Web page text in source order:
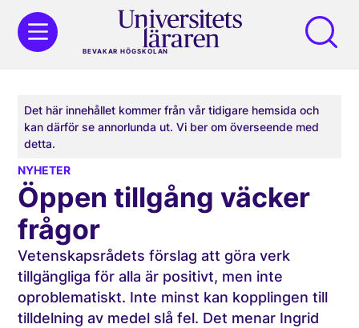
BEVAKAR HÖGSKOLAN
Det här innehållet kommer från vår tidigare hemsida och
kan därför se annorlunda ut. Vi ber om överseende med
detta.
NYHETER
Öppen tillgång väcker
frågor
Vetenskapsrådets förslag att göra verk
tillgängliga för alla är positivt, men inte
oproblematiskt. Inte minst kan kopplingen till
tilldelning av medel slå fel. Det menar Ingrid